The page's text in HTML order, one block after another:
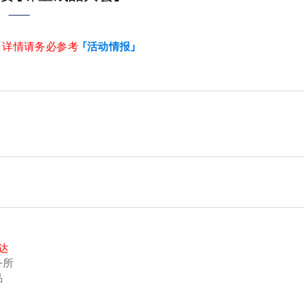
情请务必参考 「活动情报」